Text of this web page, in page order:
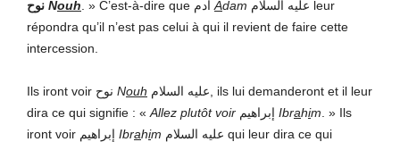
نوح Nouh Adam عليه السلام leur
répondra qu’il n’est pas celui à qui il revient de faire cette
intercession.
Nouh عليه السلام, ils lui demanderont et il leur
dira ce qui signifie : « Allez plutôt voir Ibrahim » Ils
Ibrahim